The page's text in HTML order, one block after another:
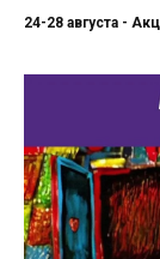
24-28 августа -